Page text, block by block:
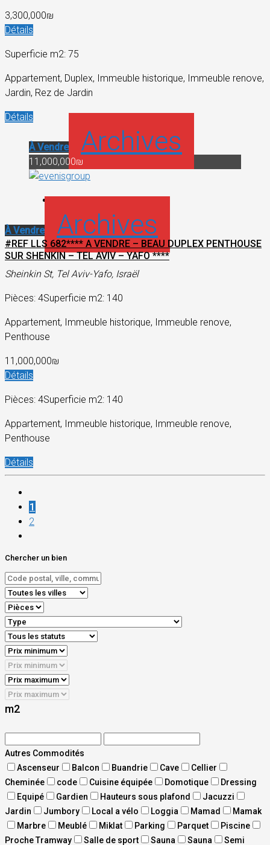
3,300,000₪
Détails
Superficie m2: 75
Appartement, Duplex, Immeuble historique, Immeuble renove,
Jardin, Rez de Jardin
Détails
À Vendre Archives
11,000,000₪
À Vendre Archives
#REF LLS 682**** A VENDRE – BEAU DUPLEX PENTHOUSE
SUR SHENKIN – TEL AVIV – YAFO ****
Sheinkin St, Tel Aviv-Yafo, Israël
Pièces: 4Superficie m2: 140
Appartement, Immeuble historique, Immeuble renove,
Penthouse
11,000,000₪
Détails
Pièces: 4Superficie m2: 140
Appartement, Immeuble historique, Immeuble renove,
Penthouse
Détails
1
2
Chercher un bien
m2
Autres Commodités
Ascenseur
Balcon Buandrie Cave
Cellier
Cheminée
code Cuisine équipée Domotique
Dressing
Equipé
Gardien Hauteurs sous plafond
Jacuzzi
Jardin
Jumbory Local a vélo Loggia Mamad
Mamak
Marbre
Meublé Miklat Parking Parquet
Piscine
Proche Tramway
Salle de sport Sauna Sauna Semi